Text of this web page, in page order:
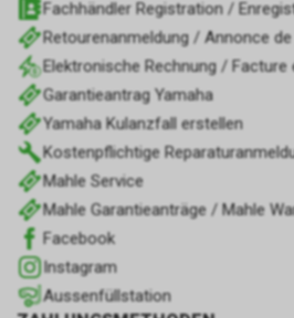
Fachhändler Registration /
Retourenanmeldung / Annonce
Elektronische Rechnung / Facture
Garantieantrag Yamaha
Yamaha Kulanzfall erstellen
Kostenpflichtige
Mahle Service
Mahle Garantieanträge / Mahle
Facebook
Instagram
Aussenfüllstation